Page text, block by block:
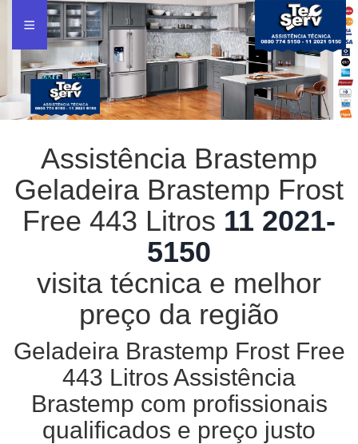
Assistência Brastemp
Geladeira Brastemp Frost
Free 443 Litros 11 2021-
5150
visita técnica e melhor
preço da região
Geladeira Brastemp Frost Free
443 Litros Assistência
Brastemp com profissionais
qualificados e preço justo